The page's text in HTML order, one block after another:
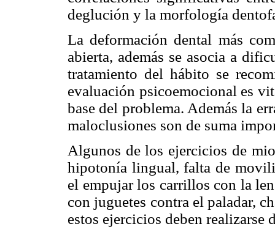
deglución y la morfología
La deformación dental más
abierta, además se asocia a
tratamiento del hábito se
evaluación psicoemocional es
base del problema. Además la
maloclusiones son de suma
Algunos de los ejercicios de
hipotonía lingual, falta de
el empujar los carrillos con la
con juguetes contra el paladar,
estos ejercicios deben realizarse